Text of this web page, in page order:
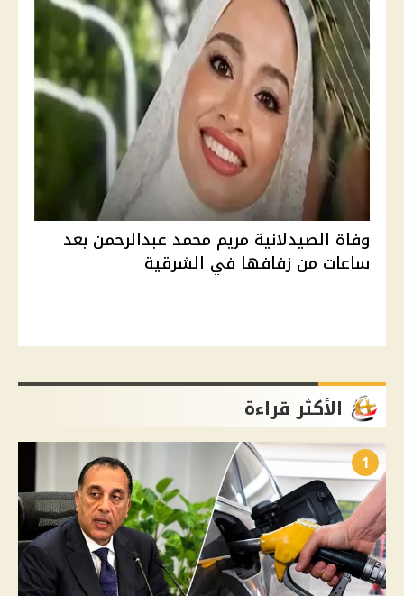
وفاة الصيدلانية مريم محمد عبدالرحمن بعد
ساعات من زفافها في الشرقية
الأكثر قراءة
1